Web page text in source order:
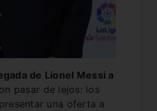
de Lionel Messi a
pasar de lejos: los
una oferta a